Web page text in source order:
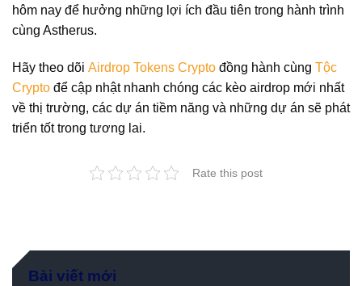
hôm nay để hưởng những lợi ích đầu tiên trong hành trình
cùng Astherus.
Hãy theo dõi Airdrop Tokens Crypto đồng hành cùng Tộc
Crypto để cập nhật nhanh chóng các kèo airdrop mới nhất
về thị trường, các dự án tiềm năng và những dự án sẽ phát
triển tốt trong tương lai.
Rate this post
Bài viết mới